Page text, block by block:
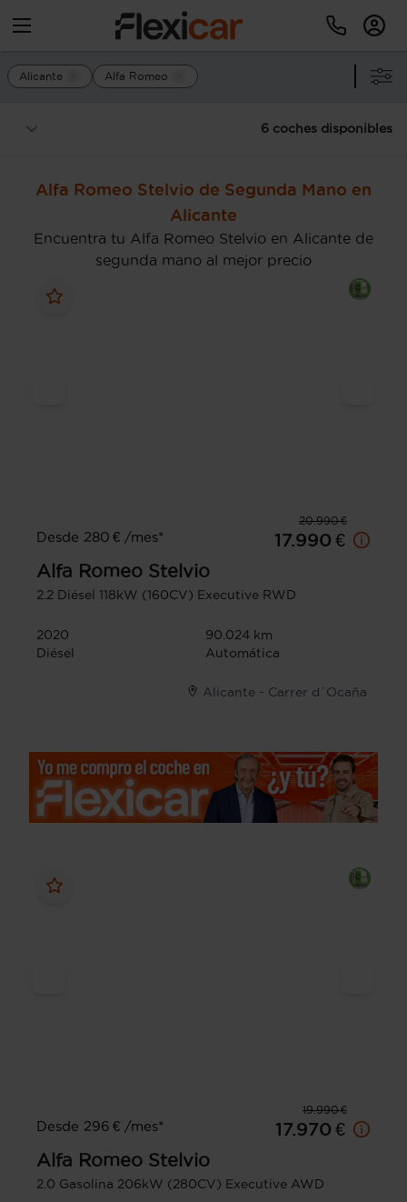
Alicante Alfa Romeo
6 coches disponibles
Alfa Romeo Stelvio de Segunda Mano en
Alicante
Encuentra tu Alfa Romeo Stelvio en Alicante de
segunda mano al mejor precio
20.990 €
Desde 280 € /mes*
17.990 €
Alfa Romeo Stelvio
2.2 Diésel 118kW (160CV) Executive RWD
2020
90.024 km
Diésel
Automática
Alicante - Carrer d´Ocaña
19.990 €
Desde 296 € /mes*
17.970 €
Alfa Romeo Stelvio
2.0 Gasolina 206kW (280CV) Executive AWD